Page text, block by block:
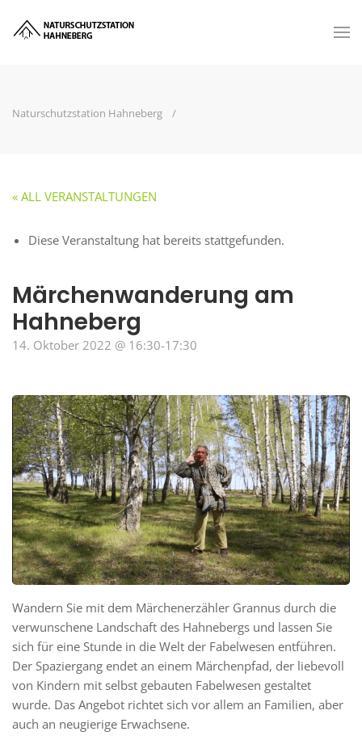
Naturschutzstation Hahneberg
« ALL VERANSTALTUNGEN
Diese Veranstaltung hat bereits stattgefunden.
Märchenwanderung am
Hahneberg
14. Oktober 2022 @ 16:30-17:30
Wandern Sie mit dem Märchenerzähler Grannus durch die
verwunschene Landschaft des Hahnebergs und lassen Sie
sich für eine Stunde in die Welt der Fabelwesen entführen.
Der Spaziergang endet an einem Märchenpfad, der liebevoll
von Kindern mit selbst gebauten Fabelwesen gestaltet
wurde. Das Angebot richtet sich vor allem an Familien, aber
auch an neugierige Erwachsene.